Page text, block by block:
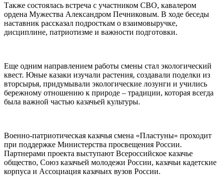
Также состоялась встреча с участником СВО, кавалером
ордена Мужества Александром Печниковым. В ходе беседы
наставник рассказал подросткам о взаимовыручке,
дисциплине, патриотизме и важности подготовки.
Еще одним направлением работы смены стал экологический
квест. Юные казаки изучали растения, создавали поделки из
вторсырья, придумывали экологические лозунги и учились
бережному отношению к природе – традиции, которая всегда
была важной частью казачьей культуры.
Военно-патриотическая казачья смена «Пластуны» проходит
при поддержке Министерства просвещения России.
Партнерами проекта выступают Всероссийское казачье
общество, Союз казачьей молодежи России, казачьи кадетские
корпуса и Ассоциация казачьих вузов России.